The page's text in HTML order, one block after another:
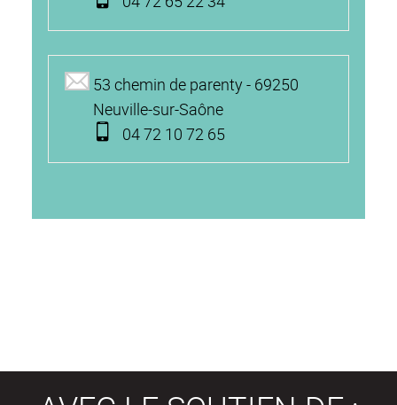
53 chemin de parenty - 69250
Neuville-sur-Saône
04 72 10 72 65